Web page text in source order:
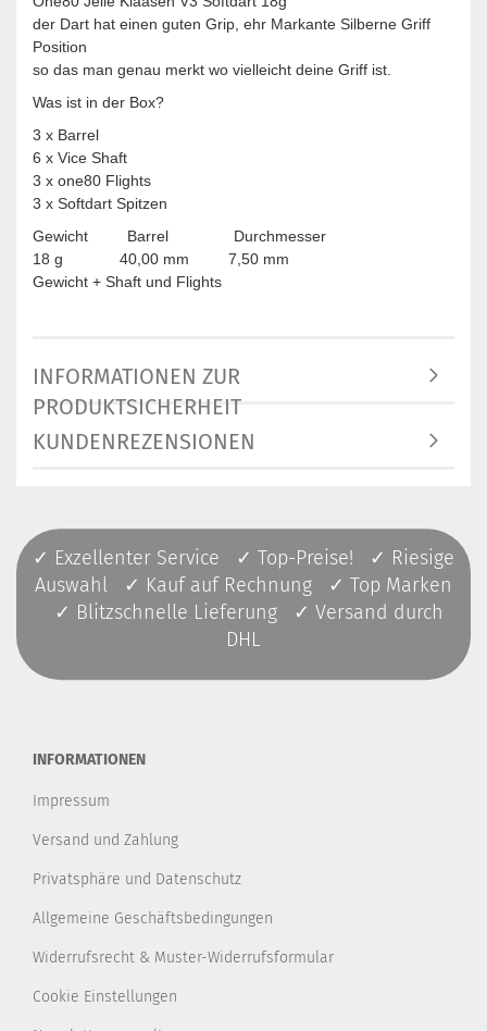
der Dart hat einen guten Grip, ehr Markante Silberne Griff
Position
so das man genau merkt wo vielleicht deine Griff ist.
Was ist in der Box?
3 x Barrel
6 x Vice Shaft
3 x one80 Flights
3 x Softdart Spitzen
Gewicht Barrel Durchmesser
18 g 40,00 mm 7,50 mm
Gewicht + Shaft und Flights
INFORMATIONEN ZUR
PRODUKTSICHERHEIT
KUNDENREZENSIONEN
✓ Exzellenter Service ✓ Top-Preise! ✓ Riesige
Auswahl ✓ Kauf auf Rechnung ✓ Top Marken
✓ Blitzschnelle Lieferung ✓ Versand durch
DHL
INFORMATIONEN
Impressum
Versand und Zahlung
Privatsphäre und Datenschutz
Allgemeine Geschäftsbedingungen
Widerrufsrecht & Muster-Widerrufsformular
Cookie Einstellungen